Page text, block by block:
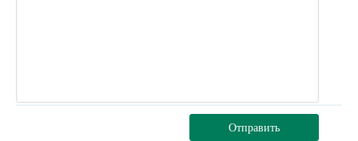
Отправить